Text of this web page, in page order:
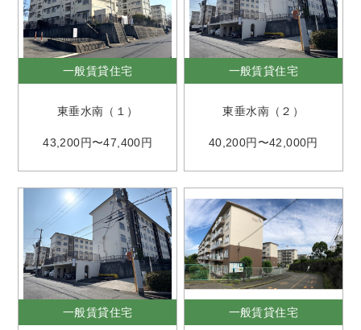
一般賃貸住宅
東垂水南（１）
43,200円〜47,400円
一般賃貸住宅
東垂水南（２）
40,200円〜42,000円
一般賃貸住宅 一般賃貸住宅